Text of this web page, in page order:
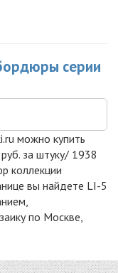
серии
можно купить
за штуку/ 1938
коллекции
вы найдете LI-5
по Москве,